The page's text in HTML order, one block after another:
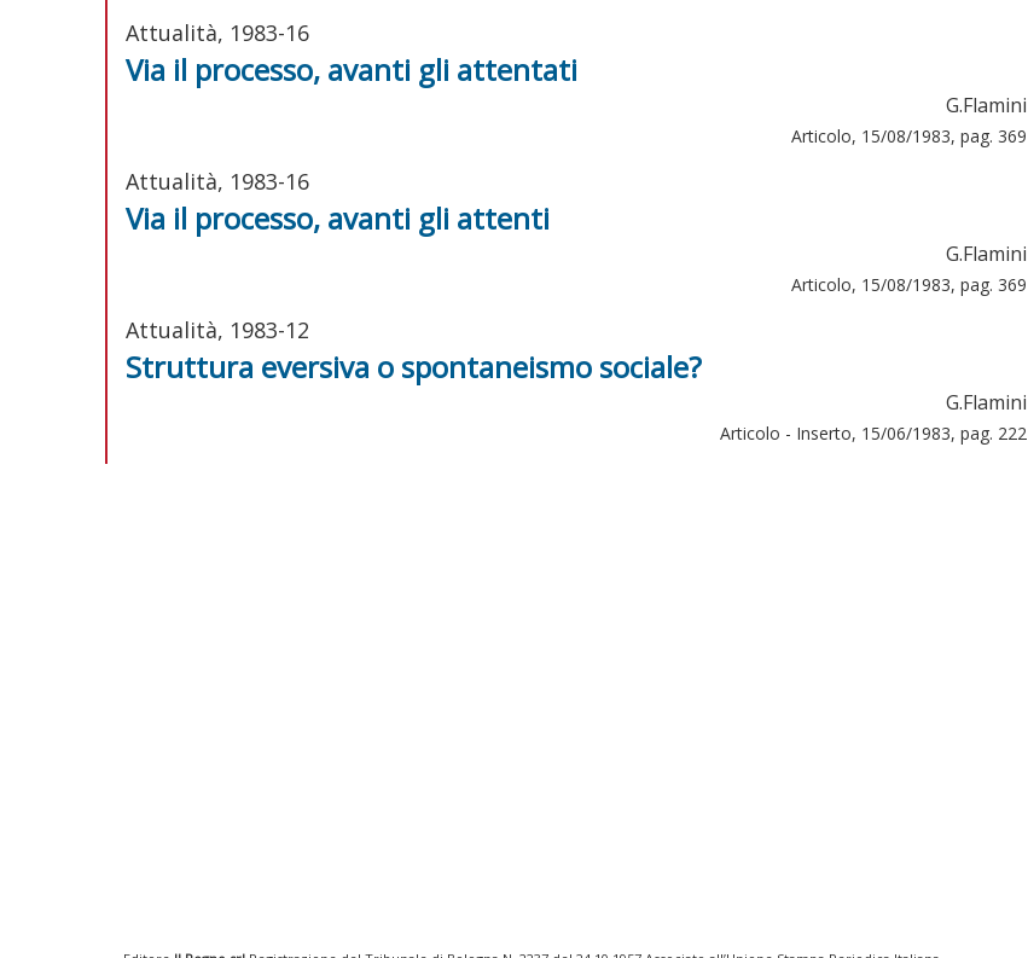
Attualità, 1983-16
Via il processo, avanti gli attentati
G.Flamini
Articolo, 15/08/1983, pag. 369
Attualità, 1983-16
Via il processo, avanti gli attenti
G.Flamini
Articolo, 15/08/1983, pag. 369
Attualità, 1983-12
Struttura eversiva o spontaneismo sociale?
G.Flamini
Articolo - Inserto, 15/06/1983, pag. 222